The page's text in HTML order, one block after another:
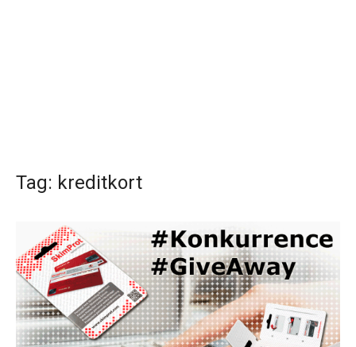
Tag: kreditkort